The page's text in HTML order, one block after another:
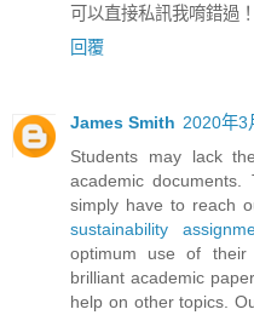
可以直接私訊我唷錯過！
回覆
James Smith 2020年3
Students may lack
academic
simply have to reach
sustainability
optimum use of
brilliant academic
help on other topics.